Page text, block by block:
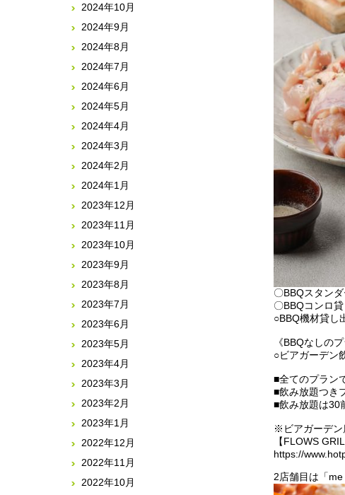
〇BBQスタン
〇BBQコンロ
○BBQ機材貸
《BBQなしのプ
○ビアガーデン
■全てのプラン
■飲み放題つき
■飲み放題は30
※ビアガーデン
【FLOWS
https://
2店舗目は「me
2024年10月
2024年9月
2024年8月
2024年7月
2024年6月
2024年5月
2024年4月
2024年3月
2024年2月
2024年1月
2023年12月
2023年11月
2023年10月
2023年9月
2023年8月
2023年7月
2023年6月
2023年5月
2023年4月
2023年3月
2023年2月
2023年1月
2022年12月
2022年11月
2022年10月